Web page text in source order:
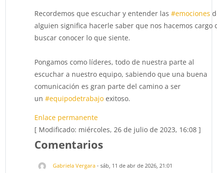
Recordemos que escuchar y entender las #emociones
alguien significa hacerle saber que nos hacemos cargo
buscar conocer lo que siente.
Pongamos como líderes, todo de nuestra parte al
escuchar a nuestro equipo, sabiendo que una buena
comunicación es gran parte del camino a ser
un #equipodetrabajo exitoso.
Enlace permanente
[ Modificado: miércoles, 26 de julio de 2023, 16:08 ]
Comentarios
Gabriela Vergara- sáb, 11 de abr de 2026, 21:01